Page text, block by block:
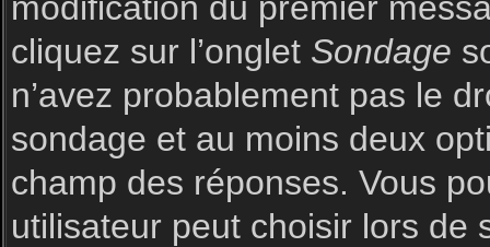
cliquez sur l’onglet Sondage
n’avez probablement pas le
sondage et au moins deux
champ des réponses. Vous
utilisateur peut choisir lors de